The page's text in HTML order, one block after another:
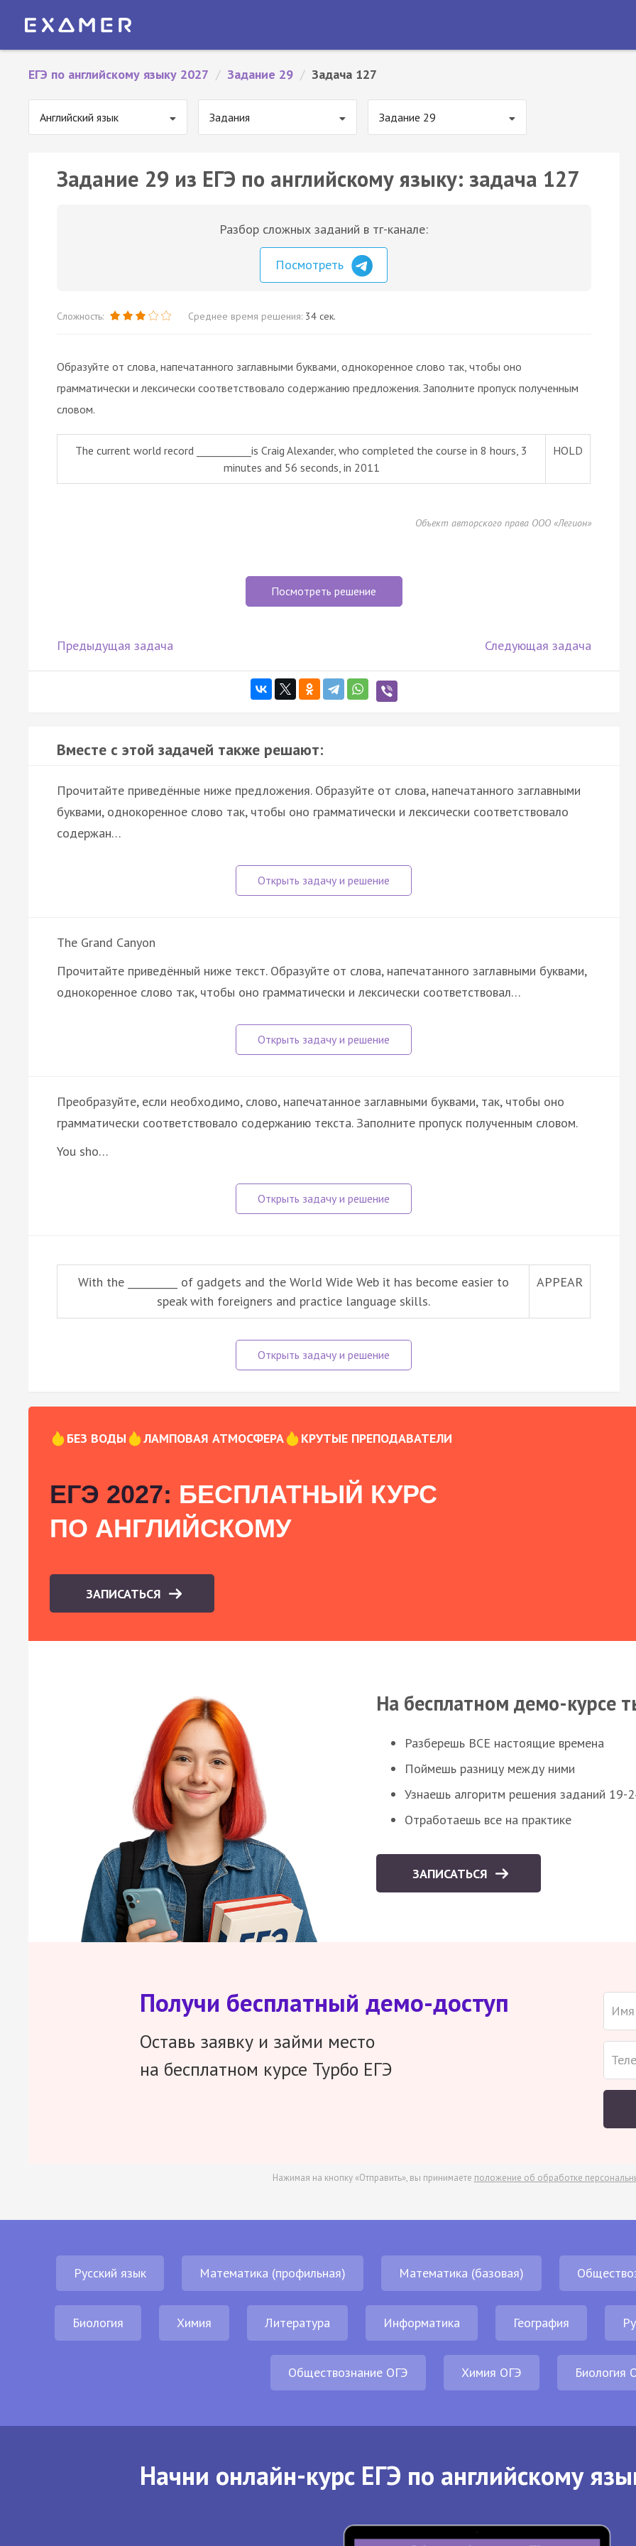
ЕГЭ по английскому языку 2027 / Задание 29 / Задача 127
Английский язык Задания Задание 29
Задание 29 из ЕГЭ по английскому языку: задача 127
Разбор сложных заданий в тг-канале:
Посмотреть
Сложность: Среднее время решения: 34 сек.
Образуйте от слова, напечатанного заглавными буквами, однокоренное слово так, чтобы оно
грамматически и лексически соответствовало содержанию предложения. Заполните пропуск полученным
словом.
The current world record ___________is Craig Alexander, who completed the course in 8 hours, 3
minutes and 56 seconds, in 2011
HOLD
Объект авторского права ООО «Легион»
Посмотреть решение
Предыдущая задача Следующая задача
Вместе с этой задачей также решают:
Прочитайте приведённые ниже предложения. Образуйте от слова, напечатанного заглавными
буквами, однокоренное слово так, чтобы оно грамматически и лексически соответствовало
содержан…
The Grand Canyon
Прочитайте приведённый ниже текст. Образуйте от слова, напечатанного заглавными буквами,
однокоренное слово так, чтобы оно грамматически и лексически соответствовал…
Преобразуйте, если необходимо, слово, напечатанное заглавными буквами, так, чтобы оно
грамматически соответствовало содержанию текста. Заполните пропуск полученным словом.
You sho…
With the __________ of gadgets and the World Wide Web it has become easier to
speak with foreigners and practice language skills.
APPEAR
БЕЗ ВОДЫ ЛАМПОВАЯ АТМОСФЕРА КРУТЫЕ ПРЕПОДАВАТЕЛИ
ЕГЭ 2027: БЕСПЛАТНЫЙ КУРС
ПО АНГЛИЙСКОМУ
ЗАПИСАТЬСЯ
На бесплатном демо-курсе
Разберешь ВСЕ настоящие времена
Поймешь разницу между ними
Узнаешь алгоритм решения заданий 19-
Отработаешь все на практике
ЗАПИСАТЬСЯ
Получи бесплатный демо-доступ
Оставь заявку и займи место
на бесплатном курсе Турбо ЕГЭ
Нажимая на кнопку «Отправить», вы принимаете положение об обработке
Русский язык Математика (профильная) Математика (базовая)
Биология Химия Литература Информатика География
Обществознание ОГЭ Химия ОГЭ Биология
Начни онлайн-курс ЕГЭ по английскому